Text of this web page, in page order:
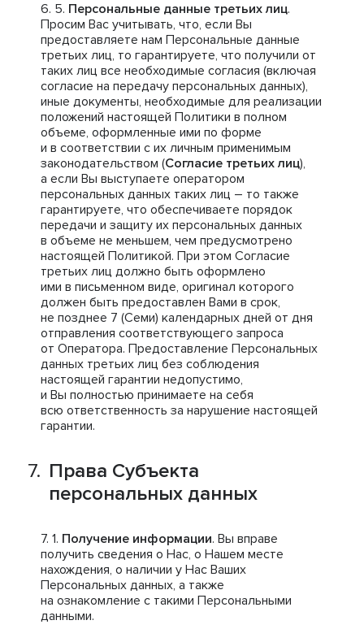
Персональные данные третьих лиц.
Просим Вас учитывать, что, если Вы
предоставляете нам Персональные данные
третьих лиц, то гарантируете, что получили от
таких лиц все необходимые согласия (включая
согласие на передачу персональных данных),
иные документы, необходимые для реализации
положений настоящей Политики в полном
объеме, оформленные ими по форме
и в соответствии с их личным применимым
законодательством (Согласие третьих лиц),
а если Вы выступаете оператором
персональных данных таких лиц – то также
гарантируете, что обеспечиваете порядок
передачи и защиту их персональных данных
в объеме не меньшем, чем предусмотрено
настоящей Политикой. При этом Согласие
третьих лиц должно быть оформлено
ими в письменном виде, оригинал которого
должен быть предоставлен Вами в срок,
не позднее 7 (Семи) календарных дней от дня
отправления соответствующего запроса
от Оператора. Предоставление Персональных
данных третьих лиц без соблюдения
настоящей гарантии недопустимо,
и Вы полностью принимаете на себя
всю ответственность за нарушение настоящей
гарантии.
Права Субъекта
персональных данных
Получение информации. Вы вправе
получить сведения о Нас, о Нашем месте
нахождения, о наличии у Нас Ваших
Персональных данных, а также
на ознакомление с такими Персональными
данными.